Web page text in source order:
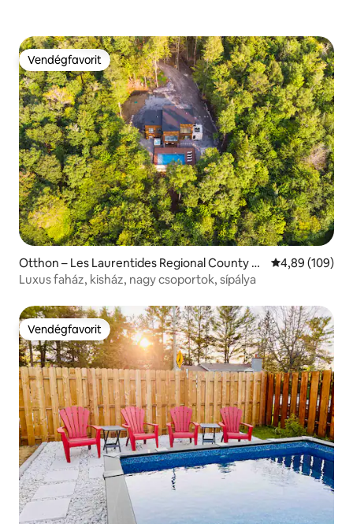
Vendégfavorit
Vendégfavorit
Otthon – Les Laurentides Regional County M
unicipality
Átlagos
4,89 (109)
Luxus faház, kisház, nagy csoportok, sípálya
Vendégfavorit
Vendégfavorit